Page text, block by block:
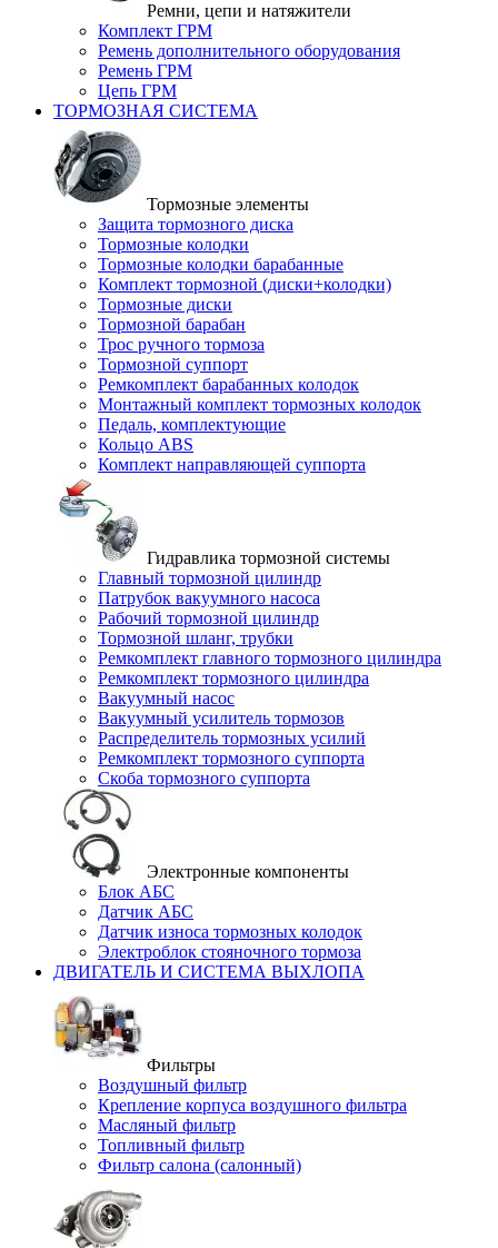
Ремни, цепи и натяжители
Комплект ГРМ
Ремень дополнительного оборудования
Ремень ГРМ
Цепь ГРМ
ТОРМОЗНАЯ СИСТЕМА
Тормозные элементы
Защита тормозного диска
Тормозные колодки
Тормозные колодки барабанные
Комплект тормозной (диски+колодки)
Тормозные диски
Тормозной барабан
Трос ручного тормоза
Тормозной суппорт
Ремкомплект барабанных колодок
Монтажный комплект тормозных колодок
Педаль, комплектующие
Кольцо ABS
Комплект направляющей суппорта
Гидравлика тормозной системы
Главный тормозной цилиндр
Патрубок вакуумного насоса
Рабочий тормозной цилиндр
Тормозной шланг, трубки
Ремкомплект главного тормозного цилиндра
Ремкомплект тормозного цилиндра
Вакуумный насос
Вакуумный усилитель тормозов
Распределитель тормозных усилий
Ремкомплект тормозного суппорта
Скоба тормозного суппорта
Электронные компоненты
Блок АБС
Датчик АБС
Датчик износа тормозных колодок
Электроблок стояночного тормоза
ДВИГАТЕЛЬ И СИСТЕМА ВЫХЛОПА
Фильтры
Воздушный фильтр
Крепление корпуса воздушного фильтра
Масляный фильтр
Топливный фильтр
Фильтр салона (салонный)